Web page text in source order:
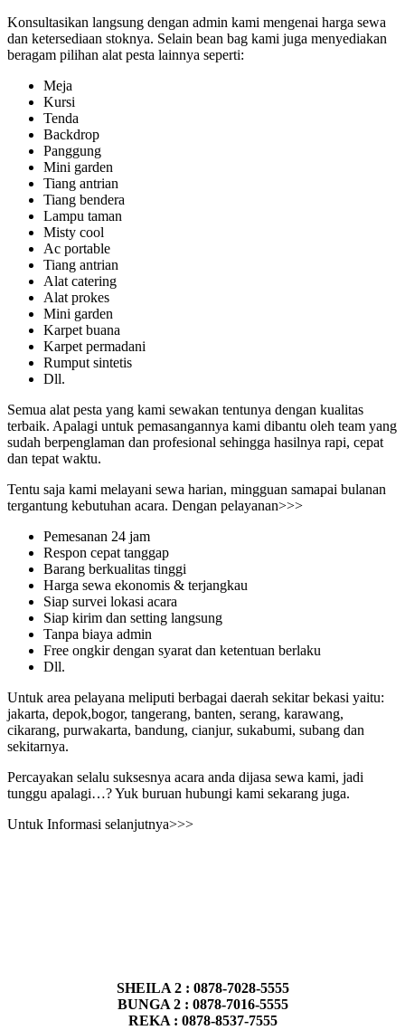
Konsultasikan langsung dengan admin kami mengenai harga sewa
dan ketersediaan stoknya. Selain bean bag kami juga menyediakan
beragam pilihan alat pesta lainnya seperti:
Meja
Kursi
Tenda
Backdrop
Panggung
Mini garden
Tiang antrian
Tiang bendera
Lampu taman
Misty cool
Ac portable
Tiang antrian
Alat catering
Alat prokes
Mini garden
Karpet buana
Karpet permadani
Rumput sintetis
Dll.
Semua alat pesta yang kami sewakan tentunya dengan kualitas
terbaik. Apalagi untuk pemasangannya kami dibantu oleh team yang
sudah berpenglaman dan profesional sehingga hasilnya rapi, cepat
dan tepat waktu.
Tentu saja kami melayani sewa harian, mingguan samapai bulanan
tergantung kebutuhan acara. Dengan pelayanan>>>
Pemesanan 24 jam
Respon cepat tanggap
Barang berkualitas tinggi
Harga sewa ekonomis & terjangkau
Siap survei lokasi acara
Siap kirim dan setting langsung
Tanpa biaya admin
Free ongkir dengan syarat dan ketentuan berlaku
Dll.
Untuk area pelayana meliputi berbagai daerah sekitar bekasi yaitu:
jakarta, depok,bogor, tangerang, banten, serang, karawang,
cikarang, purwakarta, bandung, cianjur, sukabumi, subang dan
sekitarnya.
Percayakan selalu suksesnya acara anda dijasa sewa kami, jadi
tunggu apalagi…? Yuk buruan hubungi kami sekarang juga.
Untuk Informasi selanjutnya>>>
SHEILA 2 : 0878-7028-5555
BUNGA 2 : 0878-7016-5555
REKA : 0878-8537-7555